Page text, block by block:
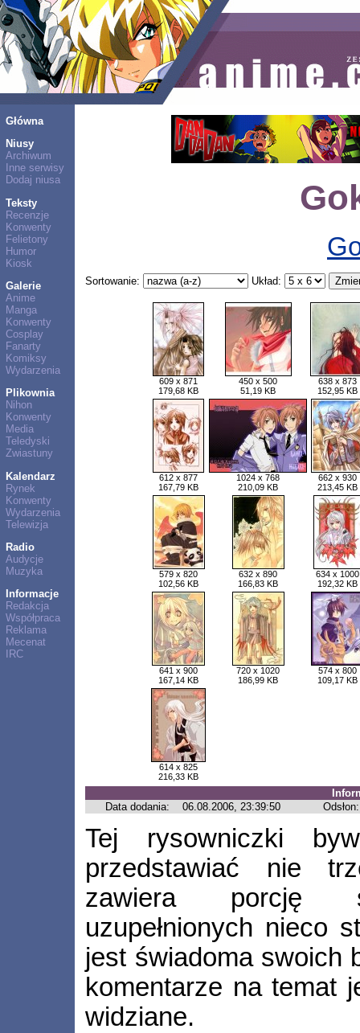
Główna
Niusy
Archiwum
Inne serwisy
Dodaj niusa
Teksty
Recenzje
Konwenty
Felietony
Humor
Kiosk
Galerie
Anime
Manga
Konwenty
Cosplay
Fanarty
Komiksy
Wydarzenia
Plikownia
Nihon
Konwenty
Media
Teledyski
Zwiastuny
Kalendarz
Rynek
Konwenty
Wydarzenia
Telewizja
Radio
Audycje
Muzyka
Informacje
Redakcja
Współpraca
Reklama
Mecenat
IRC
Sortowanie: Układ:
609 x 871
179,68 KB
450 x 500
51,19 KB
638 x 873
152,95 KB
612 x 877
167,79 KB
1024 x 768
210,09 KB
662 x 930
213,45 KB
579 x 820
102,56 KB
632 x 890
166,83 KB
634 x 1000
192,32 KB
641 x 900
167,14 KB
720 x 1020
186,99 KB
574 x 800
109,17 KB
614 x 825
216,33 KB
Data dodania:
06.08.2006, 23:39:50 Odsłon:
Tej rysowniczki
przedstawiać nie
zawiera porcję
uzupełnionych nieco
jest świadoma swoich
komentarze na temat
widziane.